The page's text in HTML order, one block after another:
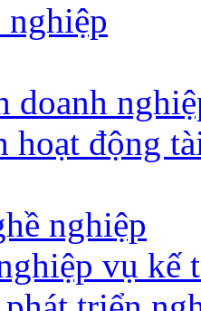
nghiệp
doanh
hoạt động
nghiệp
vụ kế